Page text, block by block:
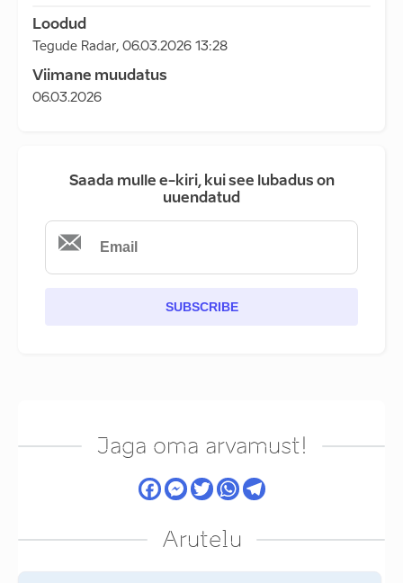
Loodud
Tegude Radar, 06.03.2026 13:28
Viimane muudatus
06.03.2026
Saada mulle e-kiri, kui see lubadus on
uuendatud
SUBSCRIBE
Jaga oma arvamust!
Arutelu